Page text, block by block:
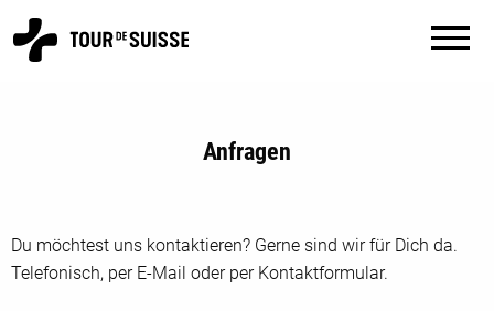
Anfragen
Du möchtest uns kontaktieren? Gerne sind wir für Dich da.
Telefonisch, per E-Mail oder per Kontaktformular.